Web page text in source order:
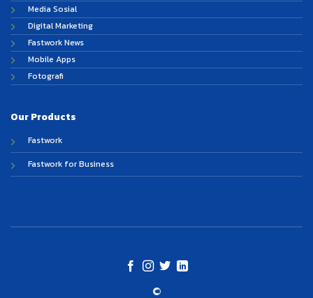
Media Sosial
Digital Marketing
Fastwork News
Mobile Apps
Fotografi
Our Products
Fastwork
Fastwork for Business
©